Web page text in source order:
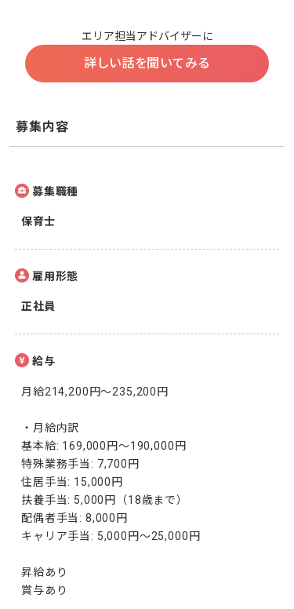
エリア担当アドバイザーに
詳しい話を聞いてみる
募集内容
募集職種
保育士
雇用形態
正社員
給与
月給214,200円〜235,200円
・月給内訳
基本給: 169,000円〜190,000円
特殊業務手当: 7,700円
住居手当: 15,000円
扶養手当: 5,000円（18歳まで）
配偶者手当: 8,000円
キャリア手当: 5,000円〜25,000円
昇給あり
賞与あり